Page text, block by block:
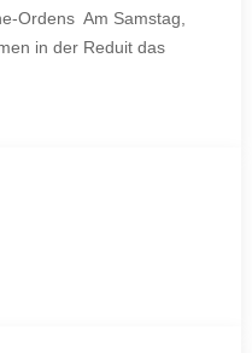
Ordens Am Samstag,
in der Reduit das